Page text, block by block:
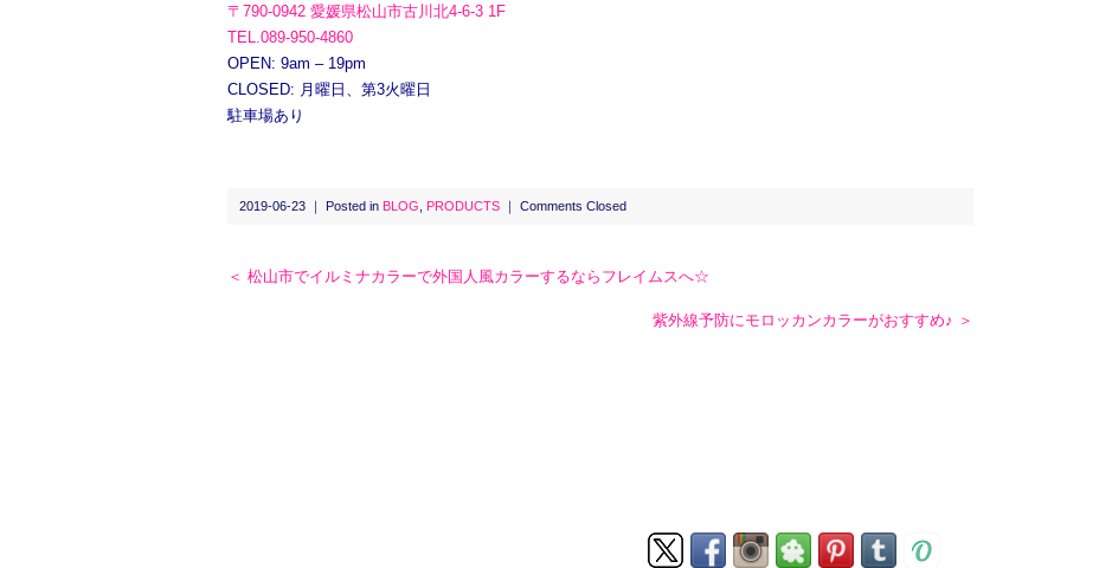
〒790-0942 愛媛県松山市古川北4-6-3 1F
TEL.089-950-4860
OPEN: 9am – 19pm
CLOSED: 月曜日、第3火曜日
駐車場あり
2019-06-23 ｜ Posted in BLOG PRODUCTS ｜ Comments Closed
＜ 松山市でイルミナカラーで外国人風カラーするならフレイムスへ☆
紫外線予防にモロッカンカラーがおすすめ♪ ＞